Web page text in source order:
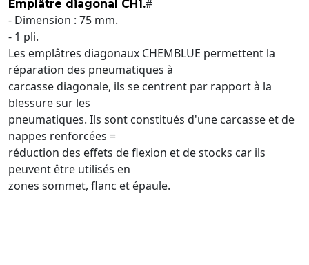
Emplâtre diagonal CH1.#
- Dimension : 75 mm.
- 1 pli.
Les emplâtres diagonaux CHEMBLUE permettent la
réparation des pneumatiques à
carcasse diagonale, ils se centrent par rapport à la
blessure sur les
pneumatiques. Ils sont constitués d'une carcasse et de
nappes renforcées =
réduction des effets de flexion et de stocks car ils
peuvent être utilisés en
zones sommet, flanc et épaule.